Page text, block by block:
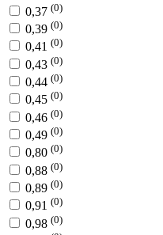
0,37 (0)
0,39 (0)
0,41 (0)
0,43 (0)
0,44 (0)
0,45 (0)
0,46 (0)
0,49 (0)
0,80 (0)
0,88 (0)
0,89 (0)
0,91 (0)
0,98 (0)